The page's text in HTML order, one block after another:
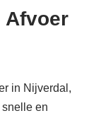
Afvoer
in Nijverdal,
en